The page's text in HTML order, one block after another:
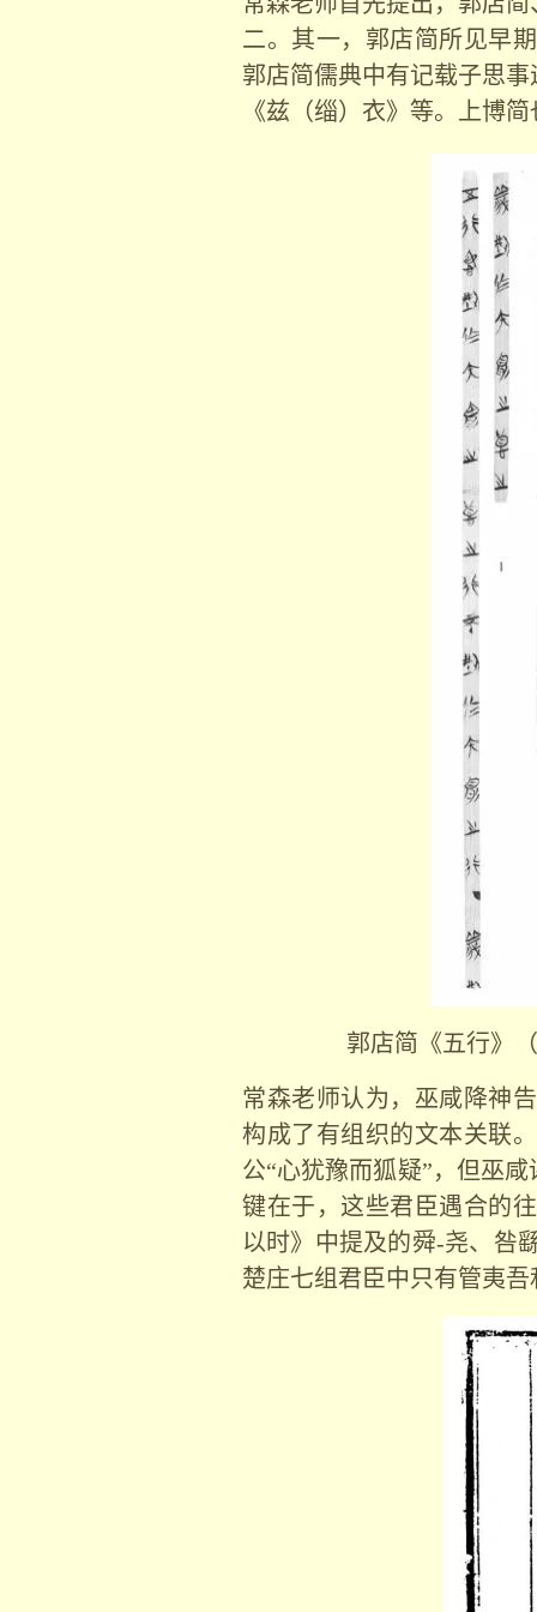
二。其一，郭店简所见早
郭店简儒典中有记载子思
《兹（缁）衣》等。上博
郭店简《五行》
常森老师认为，巫咸降神
构成了有组织的文本关联
公“心犹豫而狐疑”，但巫
键在于，这些君臣遇合的
以时》中提及的舜-尧、咎
楚庄七组君臣中只有管夷吾